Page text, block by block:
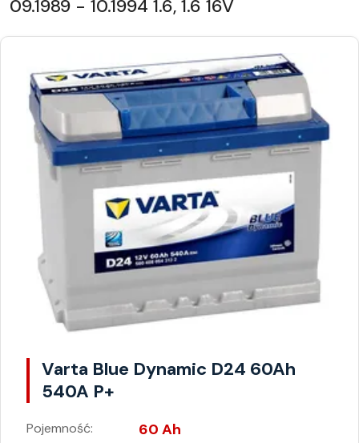
09.1989 - 10.1994 1.6, 1.6 16V
Varta Blue Dynamic D24 60Ah
540A P+
Pojemność: 60 Ah